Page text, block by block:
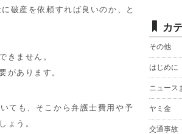
破産を依頼すれば良いのか、と
きません。
があります。
ても、そこから弁護士費用や予
ょう。
カ
その他
はじめに
ニュース
ヤミ金
交通事故